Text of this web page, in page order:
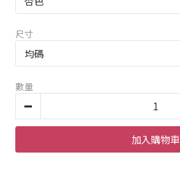
尺寸
數量
加入購物車